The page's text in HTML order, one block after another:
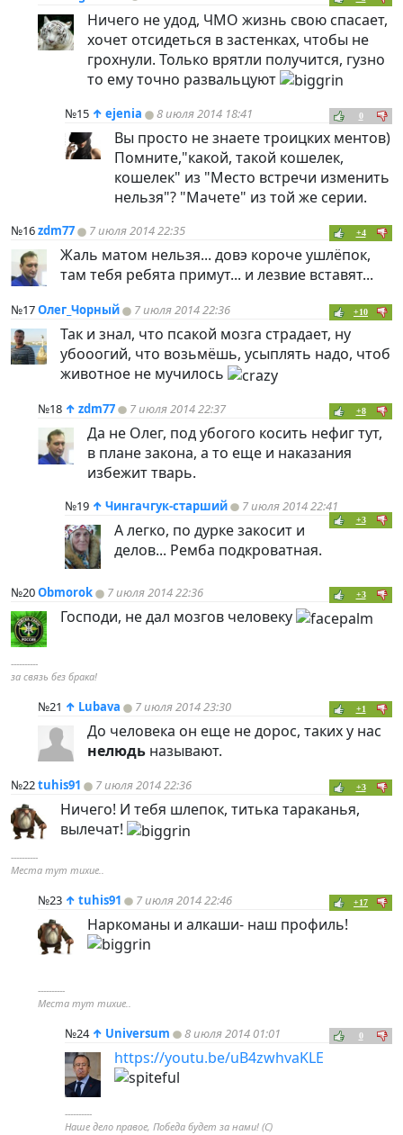
Ничего не удод, ЧМО жизнь свою спасает,
хочет отсидеться в застенках, чтобы не
грохнули. Только врятли получится, гузно
то ему точно развальцуют
№15 ↑ ejenia 8 июля 2014 18:41 0
Вы просто не знаете троицких ментов)
Помните,"какой, такой кошелек,
кошелек" из "Место встречи изменить
нельзя"? "Мачете" из той же серии.
№16zdm77 7 июля 2014 22:35 +4
Жаль матом нельзя... довэ короче ушлёпок,
там тебя ребята примут... и лезвие вставят...
№17Олег_Чорный 7 июля 2014 22:36 +10
Так и знал, что псакой мозга страдает, ну
убооогий, что возьмёшь, усыплять надо, чтоб
животное не мучилось
№18 ↑ zdm77 7 июля 2014 22:37 +8
Да не Олег, под убогого косить нефиг тут,
в плане закона, а то еще и наказания
избежит тварь.
№19 ↑ Чингачгук-старший 7 июля 2014 22:41
+3
А легко, по дурке закосит и
делов... Ремба подкроватная.
№20Obmorok 7 июля 2014 22:36 +3
Господи, не дал мозгов человеку
----------
за связь без брака!
№21 ↑ Lubava 7 июля 2014 23:30 +1
До человека он еще не дорос, таких у нас
нелюдь называют.
№22tuhis91 7 июля 2014 22:36 +3
Ничего! И тебя шлепок, титька тараканья,
вылечат!
----------
Места тут тихие..
№23 ↑ tuhis91 7 июля 2014 22:46 +17
Наркоманы и алкаши- наш профиль!
----------
Места тут тихие..
№24 ↑ Universum 8 июля 2014 01:01 0
https://youtu.be/uB4zwhvaKLE
----------
Наше дело правое, Победа будет за нами! (С)